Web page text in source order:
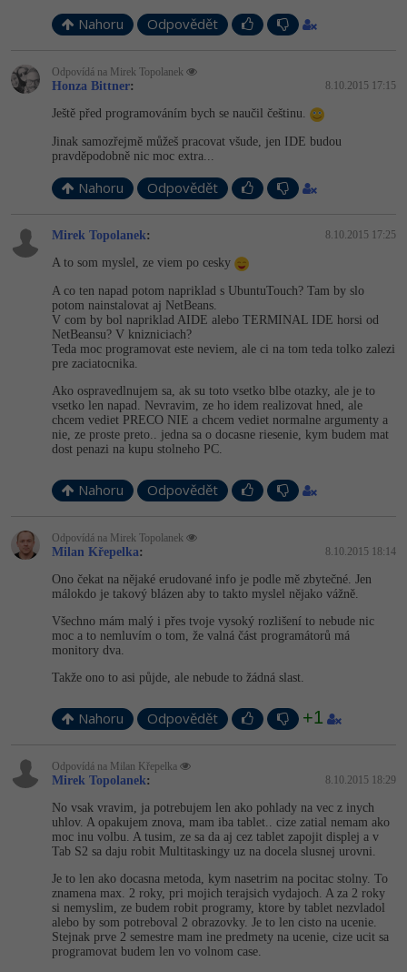
Nahoru Odpovědět
Odpovídá na Mirek Topolanek
Honza Bittner: 8.10.2015 17:15
Ještě před programováním bych se naučil češtinu.
Jinak samozřejmě můžeš pracovat všude, jen IDE budou
pravděpodobně nic moc extra...
Nahoru Odpovědět
Mirek Topolanek: 8.10.2015 17:25
A to som myslel, ze viem po cesky
A co ten napad potom napriklad s UbuntuTouch? Tam by slo
potom nainstalovat aj NetBeans.
V com by bol napriklad AIDE alebo TERMINAL IDE horsi od
NetBeansu? V knizniciach?
Teda moc programovat este neviem, ale ci na tom teda tolko zalezi
pre zaciatocnika.
Ako ospravedlnujem sa, ak su toto vsetko blbe otazky, ale je to
vsetko len napad. Nevravim, ze ho idem realizovat hned, ale
chcem vediet PRECO NIE a chcem vediet normalne argumenty a
nie, ze proste preto.. jedna sa o docasne riesenie, kym budem mat
dost penazi na kupu stolneho PC.
Nahoru Odpovědět
Odpovídá na Mirek Topolanek
Milan Křepelka: 8.10.2015 18:14
Ono čekat na nějaké erudované info je podle mě zbytečné. Jen
málokdo je takový blázen aby to takto myslel nějako vážně.
Všechno mám malý i přes tvoje vysoký rozlišení to nebude nic
moc a to nemluvím o tom, že valná část programátorů má
monitory dva.
Takže ono to asi půjde, ale nebude to žádná slast.
Nahoru Odpovědět +1
Odpovídá na Milan Křepelka
Mirek Topolanek: 8.10.2015 18:29
No vsak vravim, ja potrebujem len ako pohlady na vec z inych
uhlov. A opakujem znova, mam iba tablet.. cize zatial nemam ako
moc inu volbu. A tusim, ze sa da aj cez tablet zapojit displej a v
Tab S2 sa daju robit Multitaskingy uz na docela slusnej urovni.
Je to len ako docasna metoda, kym nasetrim na pocitac stolny. To
znamena max. 2 roky, pri mojich terajsich vydajoch. A za 2 roky
si nemyslim, ze budem robit programy, ktore by tablet nezvladol
alebo by som potreboval 2 obrazovky. Je to len cisto na ucenie.
Stejnak prve 2 semestre mam ine predmety na ucenie, cize ucit sa
programovat budem len vo volnom case.